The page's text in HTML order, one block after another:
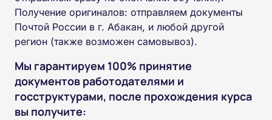
Получение оригиналов: отправляем документы
Почтой России в г. Абакан, и любой другой
регион (также возможен самовывоз).
Мы гарантируем 100% принятие
документов работодателями и
госструктурами, после прохождения курса
вы получите: